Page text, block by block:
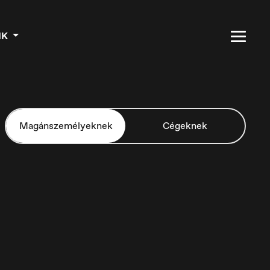
Magánszemélyeknek Cégeknek